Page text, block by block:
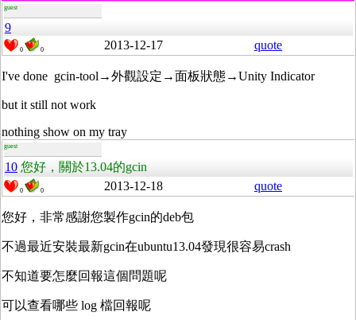
guest
9
0 0 2013-12-17 quote
I've done gcin-tool→外觀設定→面板狀態→Unity Indicator
but it still not work
nothing show on my tray
guest
10 您好，關於13.04的gcin
0 0 2013-12-18 quote
您好，非常感謝您製作gcin的deb包
不過最近安裝最新gcin在ubuntu13.04發現很容易crash
不知道要怎麼回報這個問題呢
可以查看哪些 log 檔回報呢